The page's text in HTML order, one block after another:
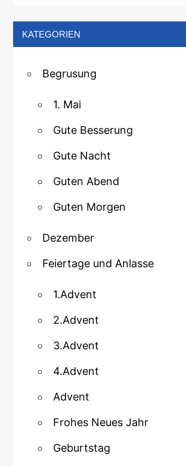
KATEGORIEN
Begrusung
1. Mai
Gute Besserung
Gute Nacht
Guten Abend
Guten Morgen
Dezember
Feiertage und Anlasse
1.Advent
2.Advent
3.Advent
4.Advent
Advent
Frohes Neues Jahr
Geburtstag